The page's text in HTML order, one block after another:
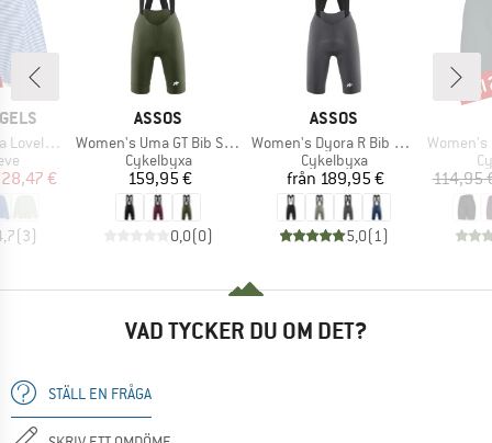
Stripes
pris
28,47 €
(3)
VARUMÄRKE
ASSOS
Produkter
Women's Uma GT Bib Shorts S11
Produktgrupp
Cykelbyxa
Pris
159,95 €
0,0(0)
VARUMÄRKE
ASSOS
Produkter
Women's Dyora R Bib Shorts S11
Produktgrupp
Cykelbyxa
Pris
från 189,95 €
5,0(1 )
Produkter
Women's
114,95
VAD TYCKER DU OM DET?
STÄLL EN FRÅGA